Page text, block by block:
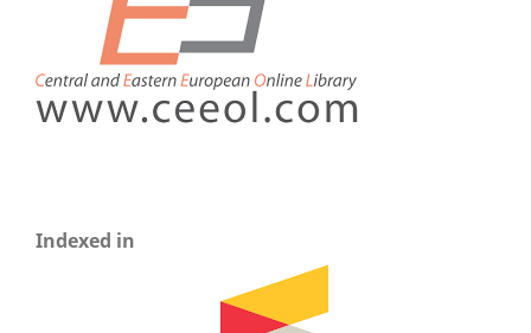
Indexed in